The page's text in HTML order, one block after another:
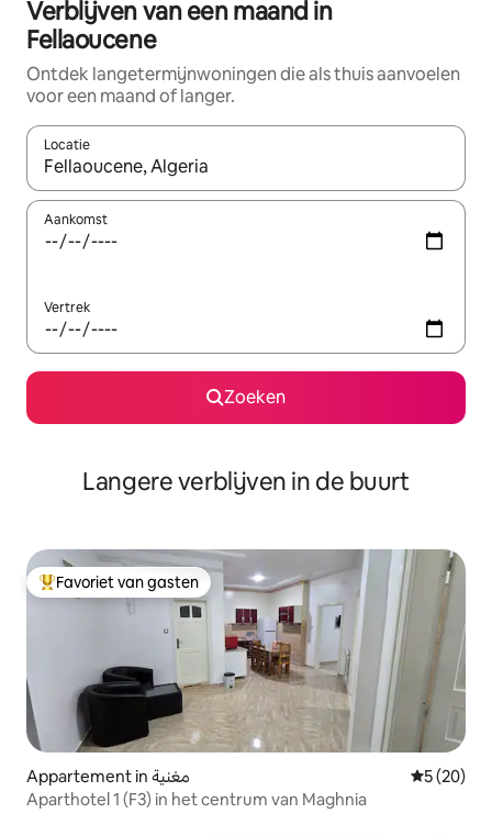
Verblijven van een maand in
Fellaoucene
Ontdek langetermijnwoningen die als thuis aanvoelen
voor een maand of langer.
Locatie
Wanneer er resultaten beschikbaar zijn, maak je een keuze
Aankomst
Vertrek
Zoeken
Langere verblijven in de buurt
Topfavoriet van gasten
Favoriet van gasten
Appartement in مغنية
5 (20)
Aparthotel 1 (F3) in het centrum van Maghnia